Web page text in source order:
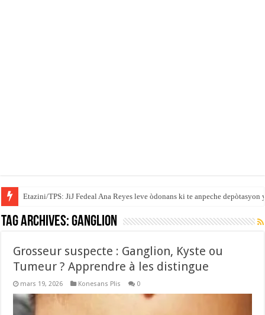
Etazini/TPS: JiJ Fedeal Ana Reyes leve òdonans ki te anpeche depòtasyon
Tag Archives:GANGLION
Grosseur suspecte : Ganglion, Kyste ou
Tumeur ? Apprendre à les distingue
mars 19, 2026 Konesans Plis 0